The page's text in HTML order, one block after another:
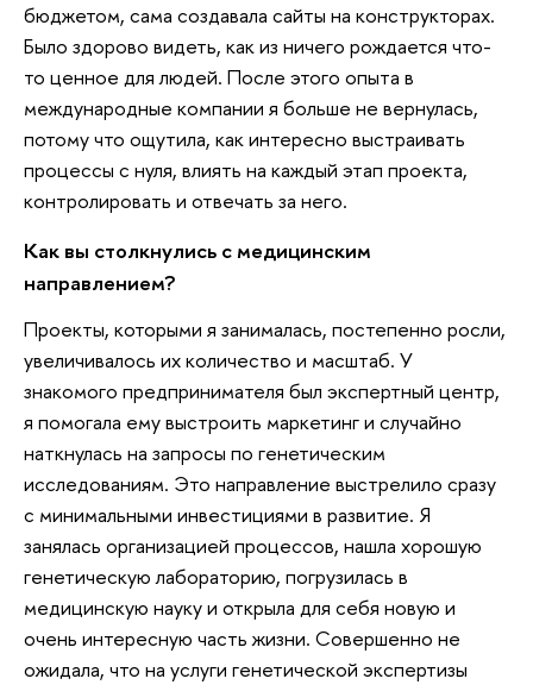
бюджетом, сама создавала сайты на конструкторах.
Было здорово видеть, как из ничего рождается что-
то ценное для людей. После этого опыта в
международные компании я больше не вернулась,
потому что ощутила, как интересно выстраивать
процессы с нуля, влиять на каждый этап проекта,
контролировать и отвечать за него.
Как вы столкнулись с медицинским
направлением?
Проекты, которыми я занималась, постепенно росли,
увеличивалось их количество и масштаб. У
знакомого предпринимателя был экспертный центр,
я помогала ему выстроить маркетинг и случайно
наткнулась на запросы по генетическим
исследованиям. Это направление выстрелило сразу
с минимальными инвестициями в развитие. Я
занялась организацией процессов, нашла хорошую
генетическую лабораторию, погрузилась в
медицинскую науку и открыла для себя новую и
очень интересную часть жизни. Совершенно не
ожидала, что на услуги генетической экспертизы